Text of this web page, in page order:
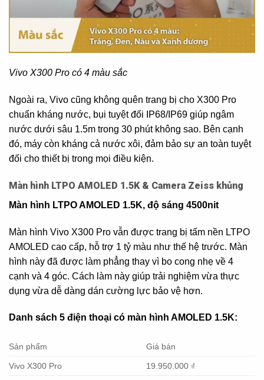
Vivo X300 Pro có 4 màu sắc
Ngoài ra, Vivo cũng không quên trang bị cho X300 Pro
chuẩn kháng nước, bụi tuyệt đối IP68/IP69 giúp ngâm
nước dưới sâu 1.5m trong 30 phút không sao. Bên cạnh
đó, máy còn kháng cả nước xôi, đảm bảo sự an toàn tuyệt
đối cho thiết bị trong mọi điều kiện.
Màn hình LTPO AMOLED 1.5K & Camera Zeiss khủng
Màn hình LTPO AMOLED 1.5K, độ sáng 4500nit
Màn hình Vivo X300 Pro vẫn được trang bị tấm nền LTPO
AMOLED cao cấp, hỗ trợ 1 tỷ màu như thế hệ trước. Màn
hình này đã được làm phẳng thay vì bo cong nhẹ về 4
cạnh và 4 góc. Cách làm này giúp trải nghiệm vừa thực
dụng vừa dễ dàng dán cường lực bảo vệ hơn.
Danh sách 5 điện thoại có màn hình AMOLED 1.5K:
Sản phẩm Giá bán
Vivo X300 Pro 19.950.000 ₫